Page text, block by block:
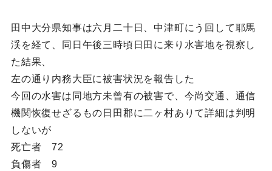
田中大分県知事は六月二十日、中津町にう回して耶馬
渓を経て、同日午後三時頃日田に来り水害地を視察し
た結果、
左の通り内務大臣に被害状況を報告した
今回の水害は同地方未曾有の被害で、今尚交通、通信
機関恢復せざるもの日田郡に二ヶ村ありて詳細は判明
しないが
死亡者 72
負傷者 9